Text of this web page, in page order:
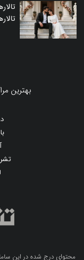
بهترین
محتوای درج شده در این